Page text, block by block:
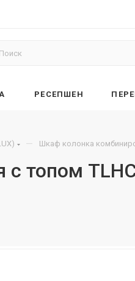
РЕСЕПШЕН
— Шкаф колонка
топом